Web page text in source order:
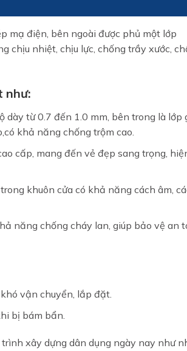
mạ điện, bên ngoài được phủ một lớp
chịu nhiệt, chịu lực, chống trầy xước,
như:
từ 0.7 đến 1.0 mm, bên trong là lớp
khả năng chống trộm cao.
cấp, mang đến vẻ đẹp sang trọng,
khuôn cửa có khả năng cách âm,
năng chống cháy lan, giúp bảo vệ an
vận chuyển, lắp đặt.
bị bám bẩn.
xây dựng dân dụng ngày nay như